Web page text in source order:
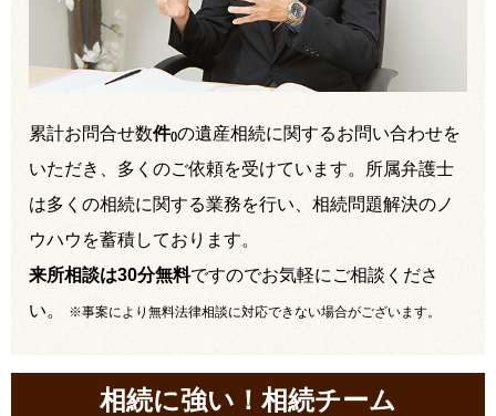
累計お問合せ数件()の遺産相続に関するお問い合わせを
いただき、多くのご依頼を受けています。所属弁護士
は多くの相続に関する業務を行い、相続問題解決のノ
ウハウを蓄積しております。
来所相談は30分無料ですのでお気軽にご相談くださ
い。
※事案により無料法律相談に対応できない場合がございます。
相続に強い！相続チーム